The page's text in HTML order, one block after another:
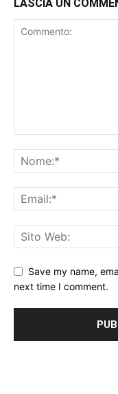
LASCIA UN
Save my name,
next time I comment.